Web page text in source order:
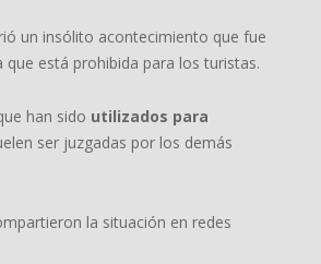
un insólito acontecimiento que fue
está prohibida para los turistas.
han sido utilizados para
ser juzgadas por los demás
la situación en redes